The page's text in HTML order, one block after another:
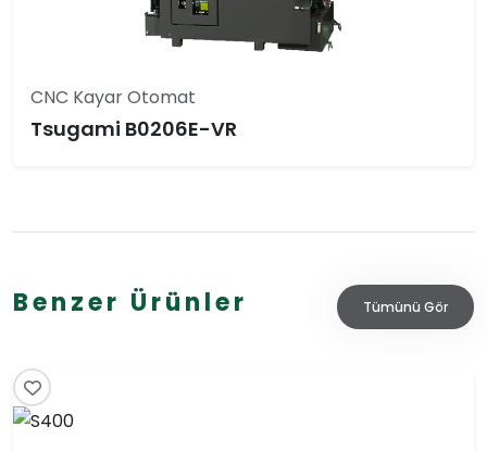
CNC Kayar Otomat
Tsugami B0206E-VR
Benzer Ürünler Tümünü Gör